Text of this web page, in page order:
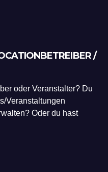
/
oder Veranstalter? Du
Veranstaltungen
Oder du hast